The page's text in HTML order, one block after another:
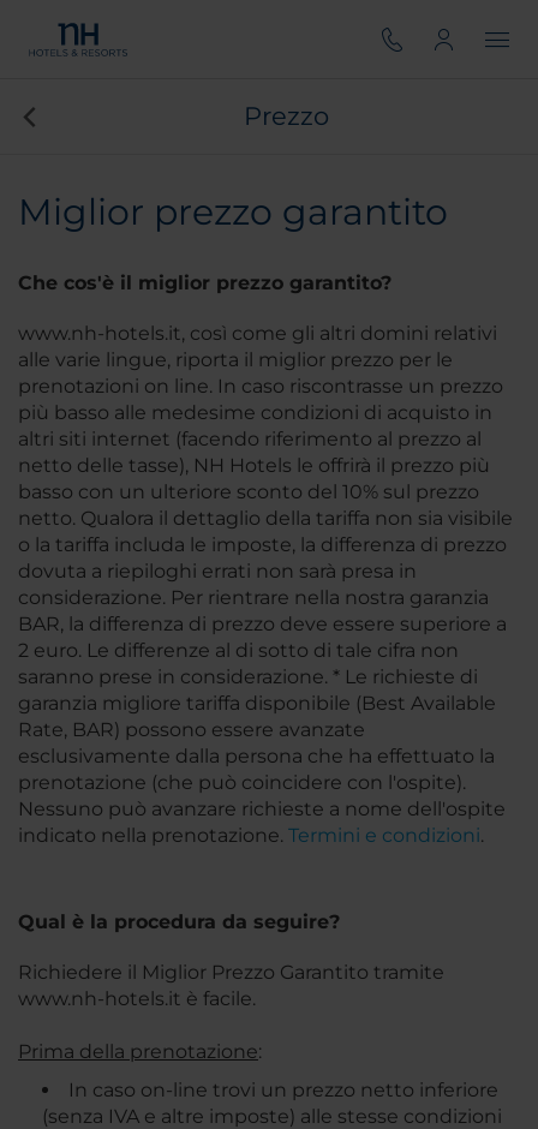
Prezzo
Miglior prezzo garantito
Che cos'è il miglior prezzo garantito?
www.nh-hotels.it, così come gli altri domini relativi
alle varie lingue, riporta il miglior prezzo per le
prenotazioni on line. In caso riscontrasse un prezzo
più basso alle medesime condizioni di acquisto in
altri siti internet (facendo riferimento al prezzo al
netto delle tasse), NH Hotels le offrirà il prezzo più
basso con un ulteriore sconto del 10% sul prezzo
netto. Qualora il dettaglio della tariffa non sia visibile
o la tariffa includa le imposte, la differenza di prezzo
dovuta a riepiloghi errati non sarà presa in
considerazione. Per rientrare nella nostra garanzia
BAR, la differenza di prezzo deve essere superiore a
2 euro. Le differenze al di sotto di tale cifra non
saranno prese in considerazione. * Le richieste di
garanzia migliore tariffa disponibile (Best Available
Rate, BAR) possono essere avanzate
esclusivamente dalla persona che ha effettuato la
prenotazione (che può coincidere con l'ospite).
Nessuno può avanzare richieste a nome dell'ospite
indicato nella prenotazione. Termini e condizioni.
Qual è la procedura da seguire?
Richiedere il Miglior Prezzo Garantito tramite
www.nh-hotels.it è facile.
Prima della prenotazione:
In caso on-line trovi un prezzo netto inferiore
(senza IVA e altre imposte) alle stesse condizioni